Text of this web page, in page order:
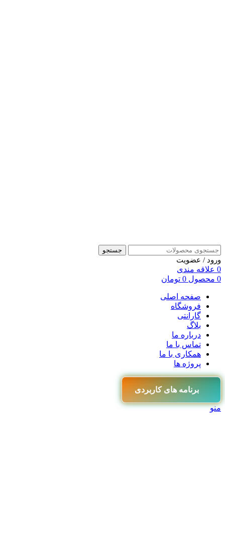
جستجو
ورود / عضویت
0 علاقه مندی
0 محصول 0 تومان
صفحه اصلی
فروشگاه
گارانتی
بلاگ
درباره ما
تماس با ما
همکاری با ما
پروژه ها
برنامه های کاربردی
منو